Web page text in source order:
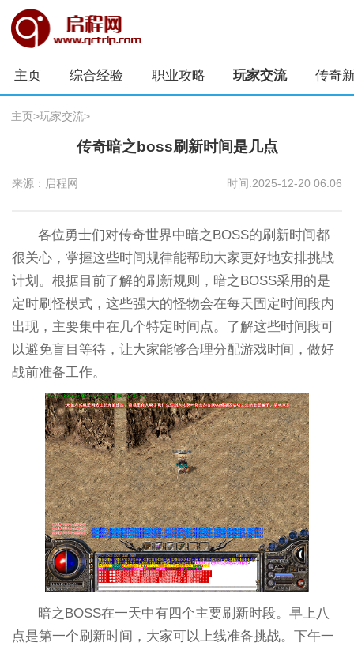
主页 综合经验 职业攻略 玩家交流 传奇
主页>玩家交流>
传奇暗之boss刷新时间是几点
来源：启程网 时间:2025-12-20 06:06
各位勇士们对传奇世界中暗之BOSS的刷新时间都
很关心，掌握这些时间规律能帮助大家更好地安排挑战
计划。根据目前了解的刷新规则，暗之BOSS采用的是
定时刷怪模式，这些强大的怪物会在每天固定时间段内
出现，主要集中在几个特定时间点。了解这些时间段可
以避免盲目等待，让大家能够合理分配游戏时间，做好
战前准备工作。
暗之BOSS在一天中有四个主要刷新时段。早上八
点是第一个刷新时间，大家可以上线准备挑战。下午一